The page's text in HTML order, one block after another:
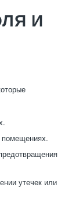
И
помещениях.
утечек или